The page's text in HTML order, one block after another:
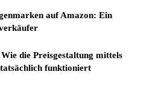
auf Amazon: Ein
die Preisgestaltung mittels
funktioniert